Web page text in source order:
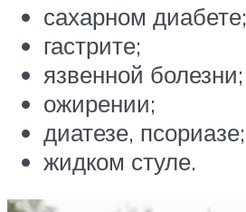
сахарном диабете;
гастрите;
язвенной болезни;
ожирении;
диатезе, псориазе;
жидком стуле.